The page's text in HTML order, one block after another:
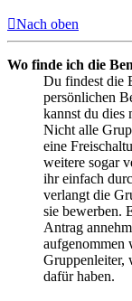
Nach oben
Wo finde ich die
Du findest die
persönlichen
kannst du dies
Nicht alle
eine
weitere sogar
ihr einfach
verlangt die
sie bewerben.
Antrag
aufgenommen
Gruppenleiter,
dafür haben.